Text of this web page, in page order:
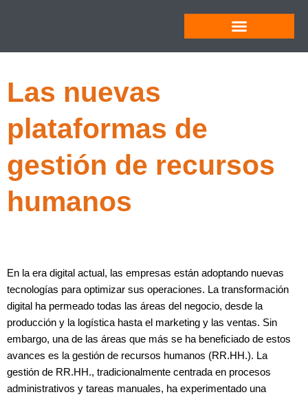
Las nuevas
plataformas de
gestión de recursos
humanos
En la era digital actual, las empresas están adoptando nuevas
tecnologías para optimizar sus operaciones. La transformación
digital ha permeado todas las áreas del negocio, desde la
producción y la logística hasta el marketing y las ventas. Sin
embargo, una de las áreas que más se ha beneficiado de estos
avances es la gestión de recursos humanos (RR.HH.). La
gestión de RR.HH., tradicionalmente centrada en procesos
administrativos y tareas manuales, ha experimentado una